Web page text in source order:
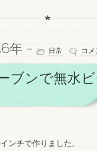
年 - 日常 コ
ブンで無水
ンチで作りました。